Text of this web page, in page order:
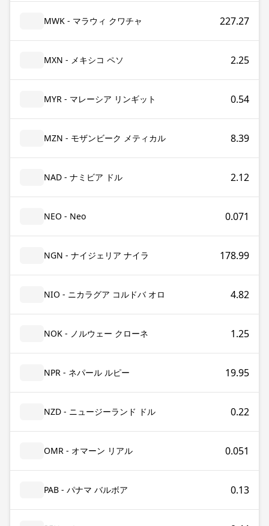
MWK - マラウィ クワチャ 227.27
MXN - メキシコ ペソ 2.25
MYR - マレーシア リンギット 0.54
MZN - モザンビーク メティカル 8.39
NAD - ナミビア ドル 2.12
NEO - Neo 0.071
NGN - ナイジェリア ナイラ 178.99
NIO - ニカラグア コルドバ オロ 4.82
NOK - ノルウェー クローネ 1.25
NPR - ネパール ルピー 19.95
NZD - ニュージーランド ドル 0.22
OMR - オマーン リアル 0.051
PAB - パナマ バルボア 0.13